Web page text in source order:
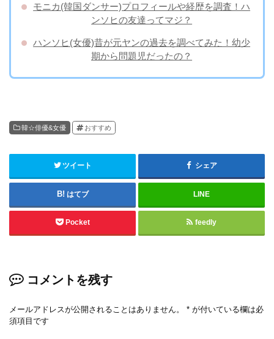
モニカ(韓国ダンサー)プロフィールや経歴を調査！ハ
ンソヒの友達ってマジ？
ハンソヒ(女優)昔が元ヤンの過去を調べてみた！幼少
期から問題児だったの？
韓☆俳優&女優 おすすめ
ツイート シェア
はてブ LINE
Pocket feedly
コメントを残す
メールアドレスが公開されることはありません。 * が付いている欄は必
須項目です